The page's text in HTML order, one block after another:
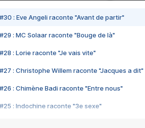
#30 : Eve Angeli raconte "Avant de partir"
#29 : MC Solaar raconte "Bouge de là"
#28 : Lorie raconte "Je vais vite"
#27 : Christophe Willem raconte "Jacques a dit"
#26 : Chimène Badi raconte "Entre nous"
#25 : Indochine raconte "3e sexe"